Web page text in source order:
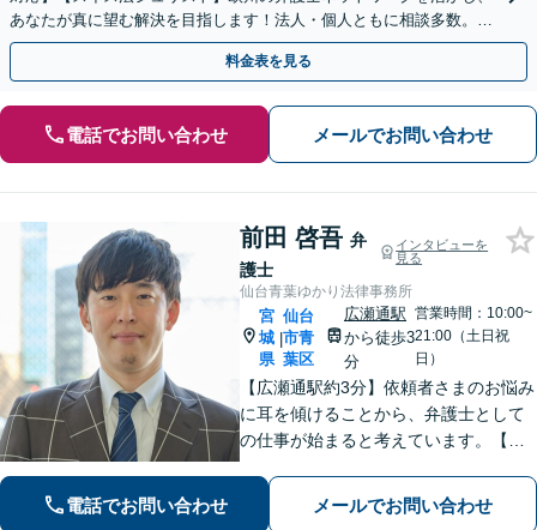
あなたが真に望む解決を目指します！法人・個人ともに相談多数。細
やかな連絡と粘り強い交渉を徹底【休日・夜間相談可】
料金表を見る
電話でお問い合わせ メールでお問い合わせ
前田 啓吾 弁
護士
インタビューを
見る
仙台青葉ゆかり法律事務所
宮
城
県
|
仙台
市青
葉区
広瀬通駅
から徒歩3
分
営業時間：10:00~
21:00（土日祝
日）
【広瀬通駅約3分】依頼者さまのお悩み
に耳を傾けることから、弁護士として
の仕事が始まると考えています。【離
など男性からのご依頼多数【相続・遺
言】遺産分割などスムーズに解決【初
電話でお問い合わせ メールでお問い合わせ